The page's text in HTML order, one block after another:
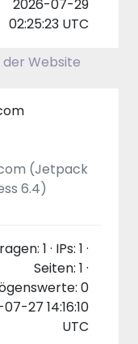
2026-07-29
02:25:23 UTC
Website
(Jetpack
6.4)
1 · IPs: 1 ·
Seiten: 1 ·
0
27 14:16:10
UTC